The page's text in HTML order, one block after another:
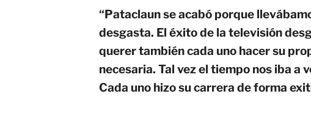
“Pataclaun se acabó porque
desgasta. El éxito de la televisión
querer también cada uno hacer su
necesaria. Tal vez el tiempo nos iba a
Cada uno hizo su carrera de forma